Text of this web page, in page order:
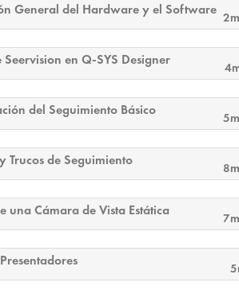
General del Hardware y el Software
en Q-SYS Designer
del Seguimiento Básico
Trucos de Seguimiento
una Cámara de Vista Estática